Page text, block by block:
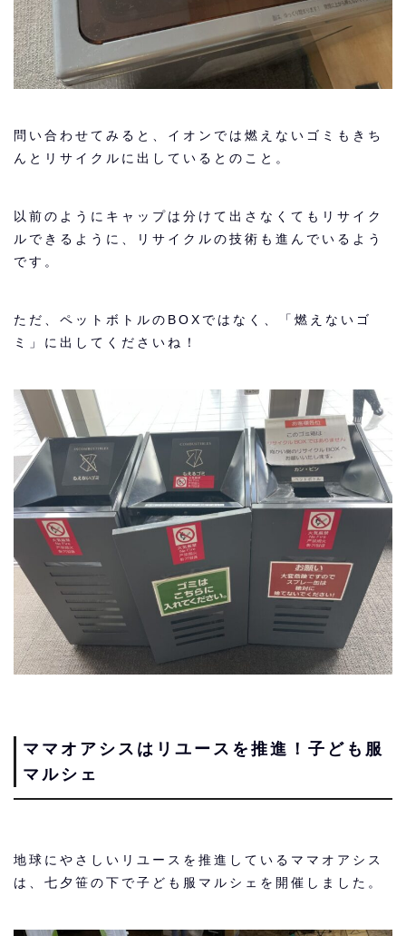
問い合わせてみると、イオンでは燃えないゴミもきち
んとリサイクルに出しているとのこと。
以前のようにキャップは分けて出さなくてもリサイク
ルできるように、リサイクルの技術も進んでいるよう
です。
ただ、ペットボトルのBOXではなく、「燃えないゴ
ミ」に出してくださいね！
ママオアシスはリユースを推進！子ども服
マルシェ
地球にやさしいリユースを推進しているママオアシス
は、七夕笹の下で子ども服マルシェを開催しました。